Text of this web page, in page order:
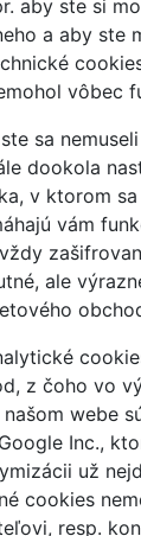
aby ste si
a aby ste
vôbec
sa
dookola
v ktorom
vám
ale
z čoho vo
webe
Inc.,
už
cookies
resp.